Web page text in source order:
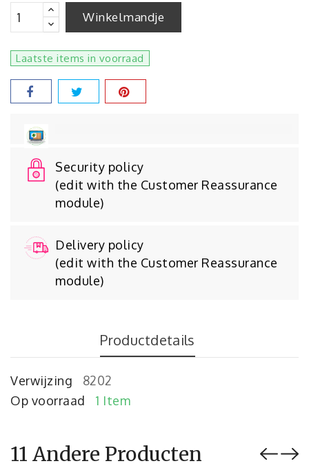
Winkelmandje
Laatste items in voorraad
Security policy
(edit with the Customer Reassurance
module)
Delivery policy
(edit with the Customer Reassurance
module)
Productdetails
Verwijzing
8202
Op voorraad
1 Item
11 Andere Producten